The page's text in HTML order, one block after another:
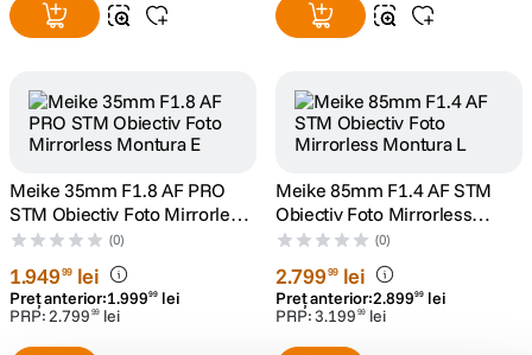
Meike 35mm F1.8 AF PRO
STM Obiectiv Foto Mirrorless
Montura E
(0)
1.94999 lei
Preț anterior:1.99999 lei
PRP:2.799 99 lei
Meike 85mm F1.4 AF STM
Obiectiv Foto Mirrorless
Montura L
(0)
2.79999 lei
Preț anterior:2.89999 lei
PRP:3.199 99 lei